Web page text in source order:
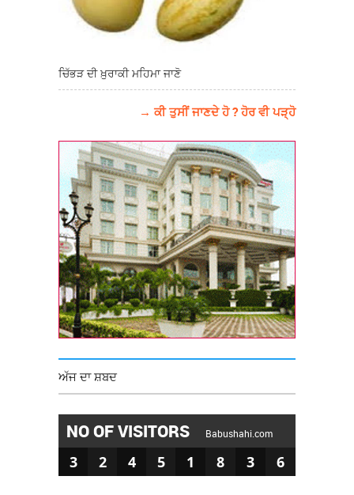
ਚਿੱਭੜ ਦੀ ਖ਼ੁਰਾਕੀ ਮਹਿਮਾ ਜਾਣੋ
→ ਕੀ ਤੁਸੀਂ ਜਾਣਦੇ ਹੋ ? ਹੋਰ ਵੀ ਪੜ੍ਹੋ
ਅੱਜ ਦਾ ਸ਼ਬਦ
NO OF VISITORS Babushahi.com
3 2 4 5 1 8 3 6